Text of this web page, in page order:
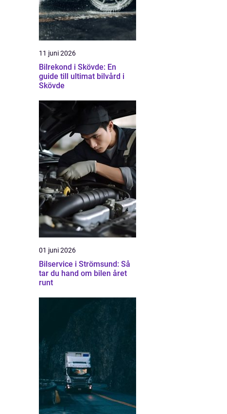
11 juni 2026
Bilrekond i Skövde: En
guide till ultimat bilvård i
Skövde
01 juni 2026
Bilservice i Strömsund: Så
tar du hand om bilen året
runt